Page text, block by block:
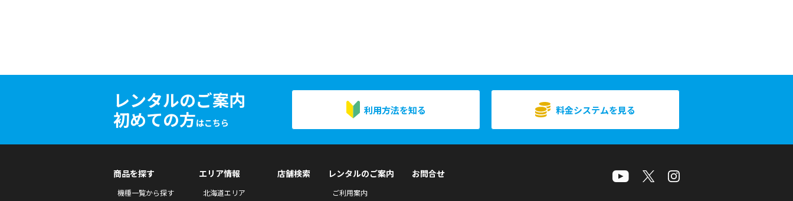
レンタルのご案内
初めての方はこちら
利用方法を知る 料金システムを見る
商品を探す
機種一覧から探す
エリア情報
北海道エリア
店舗検索 レンタルのご案内
ご利用案内
お問合せ